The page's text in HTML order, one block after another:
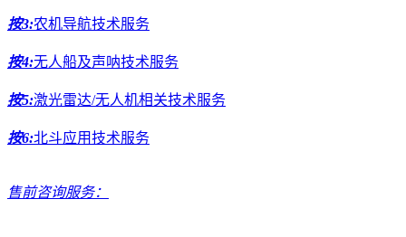
按3:农机导航技术服务
按4:无人船及声呐技术服务
按5:激光雷达/无人机相关技术服务
按6:北斗应用技术服务
售前咨询服务：